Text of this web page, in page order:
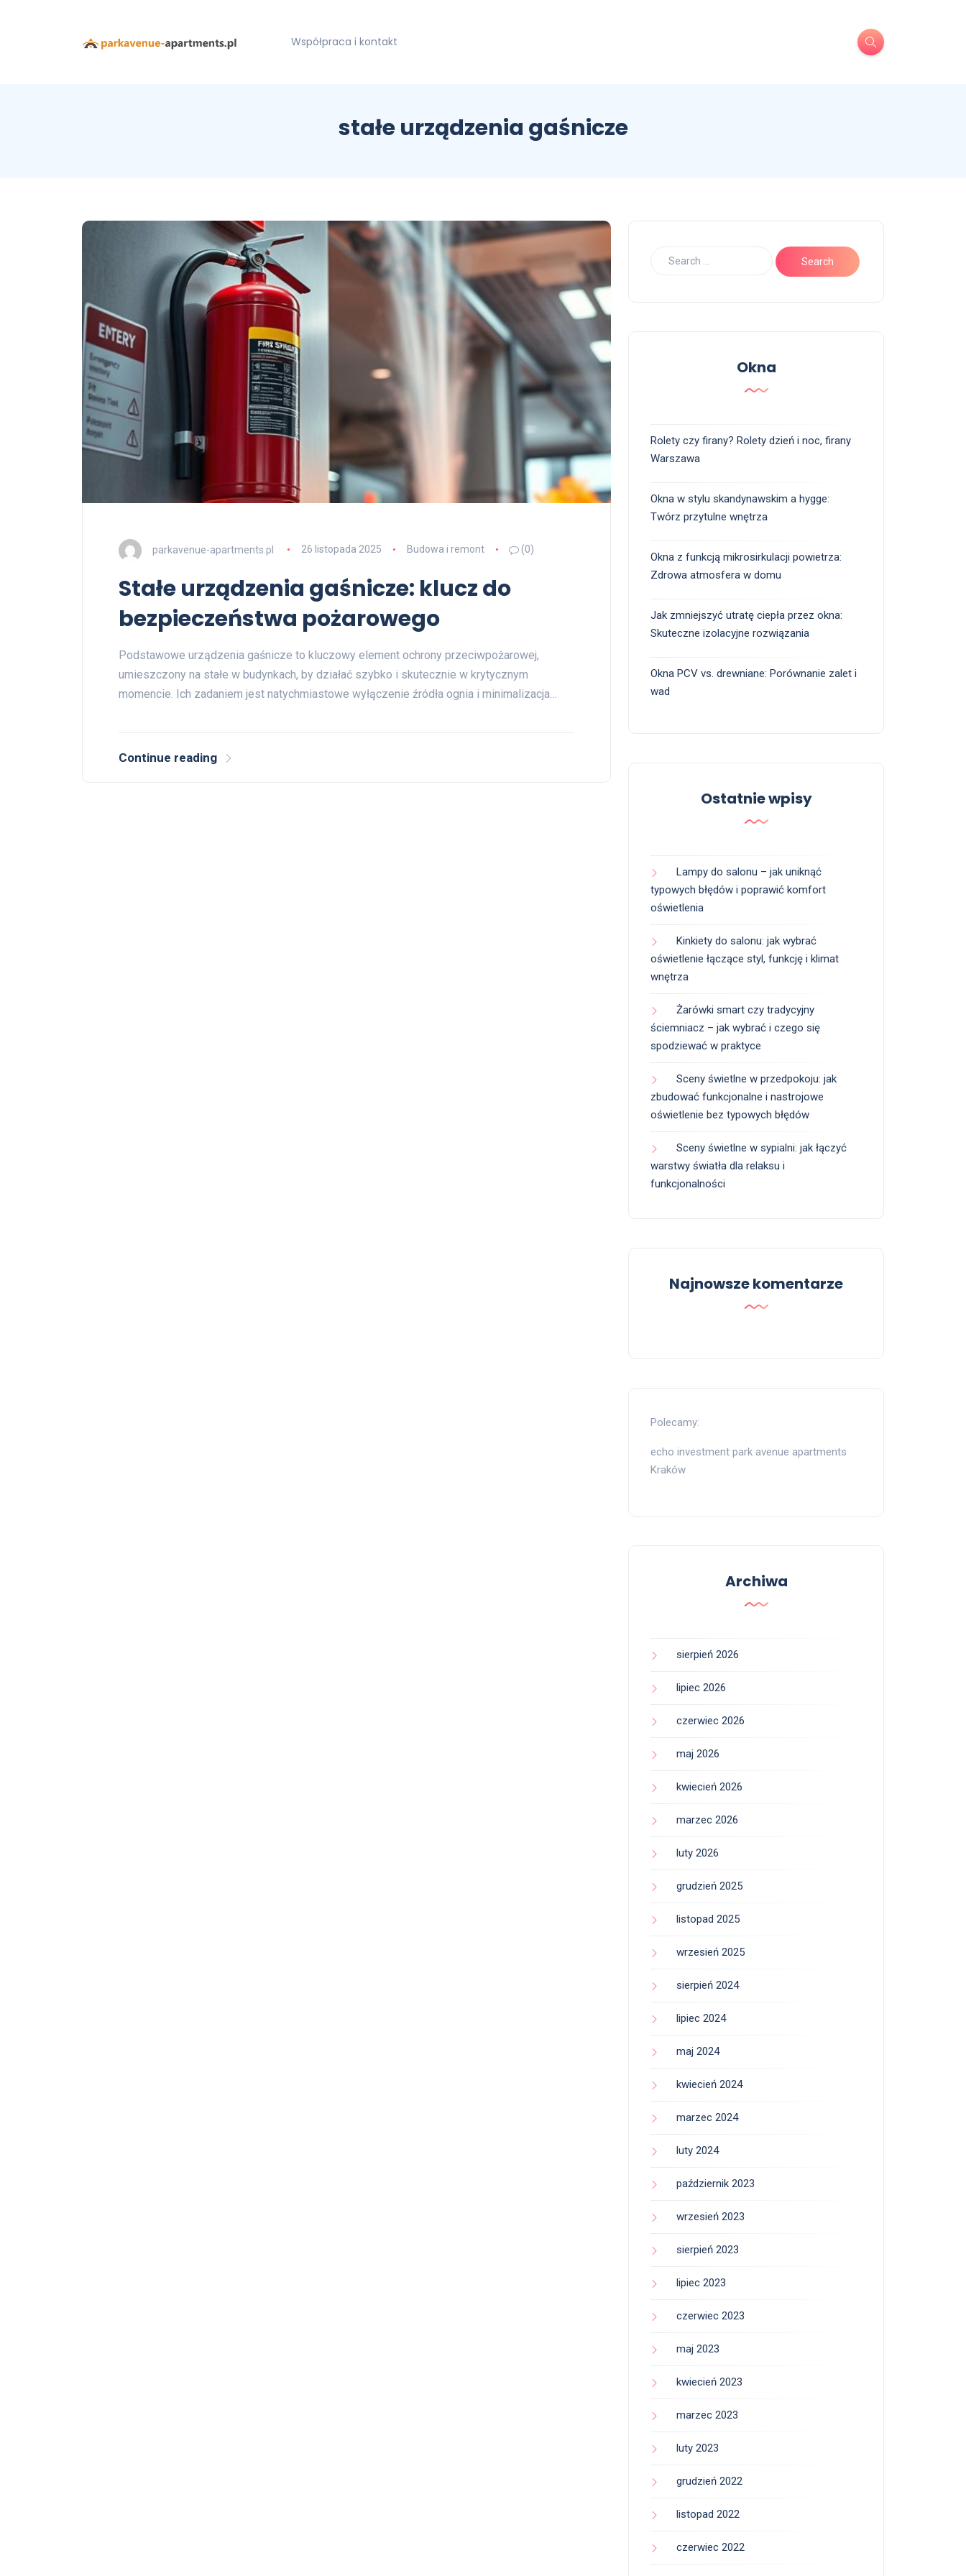
Współpraca i kontakt
stałe urządzenia gaśnicze
parkavenue-apartments.pl 26 listopada 2025 Budowa i remont (0)
Stałe urządzenia gaśnicze: klucz do
bezpieczeństwa pożarowego
Podstawowe urządzenia gaśnicze to kluczowy element ochrony przeciwpożarowej,
umieszczony na stałe w budynkach, by działać szybko i skutecznie w krytycznym
momencie. Ich zadaniem jest natychmiastowe wyłączenie źródła ognia i minimalizacja…
Continue reading
Okna
Rolety czy firany? Rolety dzień i noc, firany
Warszawa
Okna w stylu skandynawskim a hygge:
Twórz przytulne wnętrza
Okna z funkcją mikrosirkulacji powietrza:
Zdrowa atmosfera w domu
Jak zmniejszyć utratę ciepła przez okna:
Skuteczne izolacyjne rozwiązania
Okna PCV vs. drewniane: Porównanie zalet i
wad
Ostatnie wpisy
Lampy do salonu – jak uniknąć
typowych błędów i poprawić komfort
oświetlenia
Kinkiety do salonu: jak wybrać
oświetlenie łączące styl, funkcję i klimat
wnętrza
Żarówki smart czy tradycyjny
ściemniacz – jak wybrać i czego się
spodziewać w praktyce
Sceny świetlne w przedpokoju: jak
zbudować funkcjonalne i nastrojowe
oświetlenie bez typowych błędów
Sceny świetlne w sypialni: jak łączyć
warstwy światła dla relaksu i
funkcjonalności
Najnowsze komentarze
Polecamy:
echo investment park avenue apartments
Kraków
Archiwa
sierpień 2026
lipiec 2026
czerwiec 2026
maj 2026
kwiecień 2026
marzec 2026
luty 2026
grudzień 2025
listopad 2025
wrzesień 2025
sierpień 2024
lipiec 2024
maj 2024
kwiecień 2024
marzec 2024
luty 2024
październik 2023
wrzesień 2023
sierpień 2023
lipiec 2023
czerwiec 2023
maj 2023
kwiecień 2023
marzec 2023
luty 2023
grudzień 2022
listopad 2022
czerwiec 2022